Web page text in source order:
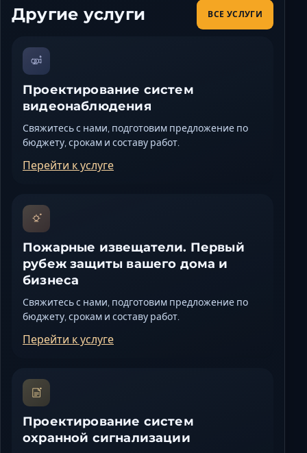
Другие услуги ВСЕ УСЛУГИ
Проектирование систем
видеонаблюдения
Свяжитесь с нами, подготовим предложение по
бюджету, срокам и составу работ.
Перейти к услуге
Пожарные извещатели. Первый
рубеж защиты вашего дома и
бизнеса
Свяжитесь с нами, подготовим предложение по
бюджету, срокам и составу работ.
Перейти к услуге
Проектирование систем
охранной сигнализации